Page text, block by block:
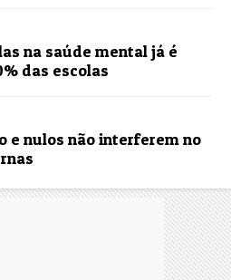
na saúde mental já é
das escolas
e nulos não interferem no